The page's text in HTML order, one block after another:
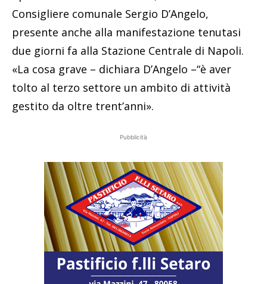
Consigliere comunale Sergio D’Angelo,
presente anche alla manifestazione tenutasi
due giorni fa alla Stazione Centrale di Napoli.
«La cosa grave – dichiara D’Angelo –“è aver
tolto al terzo settore un ambito di attività
gestito da oltre trent’anni».
Pubblicità